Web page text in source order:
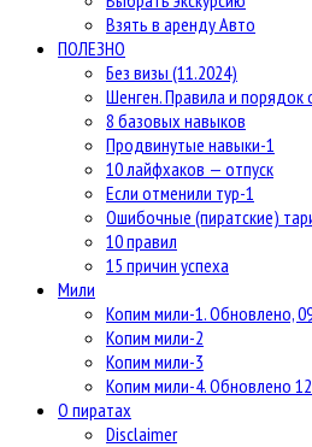
Взять в аренду Авто
ПОЛЕЗНО
Без визы (11.2024)
Шенген. Правила и порядок
8 базовых навыков
Продвинутые навыки-1
10 лайфхаков — отпуск
Если отменили тур-1
Ошибочные (пиратские)
10 правил
15 причин успеха
Мили
Копим мили-1. Обновлено,
Копим мили-2
Копим мили-3
Копим мили-4. Обновлено
О пиратах
Disclaimer